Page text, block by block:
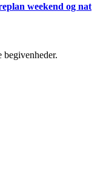
weekend og nat
begivenheder.